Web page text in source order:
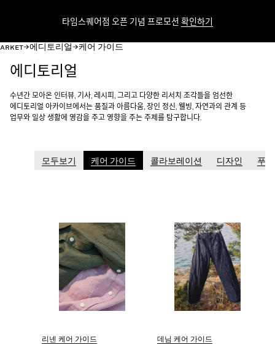
타임스퀘어점 오픈 기념 프로모션 확인하기
ARKETc에디토리얼c케어 가이드
에디토리얼
수년간 모아온 인터뷰, 기사, 레시피, 그리고 다양한 리서치 조각들을 엄선한
에디토리얼 아카이브에서는 품질과 아름다움, 장인 정신, 웰빙, 자연과의 관계 등
업무와 일상 생활에 영감을 주고 영향을 주는 주제를 탐구합니다.
모두보기 케어 가이드 콜라보레이션 디자인 푸드
리넨 케어 가이드 데님 케어 가이드